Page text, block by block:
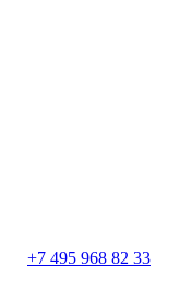
+7 495 968 82 33